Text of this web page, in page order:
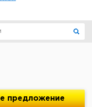
предложение